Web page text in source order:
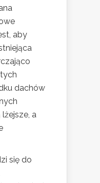
aby
dachów
lżejsze, a
się do